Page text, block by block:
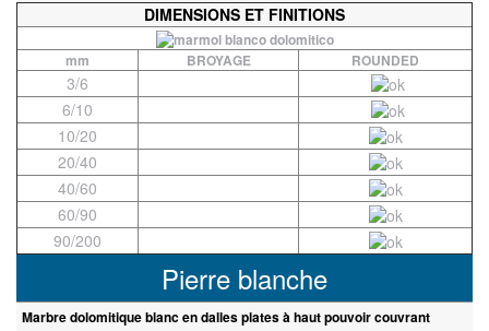
DIMENSIONS ET FINITIONS
mm BROYAGE ROUNDED
3/6
6/10
10/20
20/40
40/60
60/90
90/200
Pierre blanche
Marbre dolomitique blanc en dalles plates à haut pouvoir couvrant